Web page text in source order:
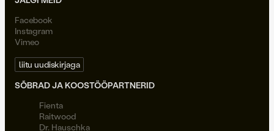
Facebook
Instagram
Vimeo
liitu uudiskirjaga
SÕBRAD JA KOOSTÖÖPARTNERID
Fienta
Raitwood
Dr. Hauschka